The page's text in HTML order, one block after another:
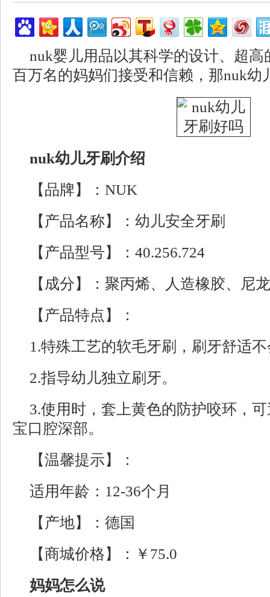
nuk婴儿用品以其科学的设计、超
百万名的妈妈们接受和信赖，那nuk幼
nuk幼儿牙刷介绍
【品牌】：NUK
【产品名称】：幼儿安全牙刷
【产品型号】：40.256.724
【成分】：聚丙烯、人造橡胶、尼龙
【产品特点】：
1.特殊工艺的软毛牙刷，刷牙舒适
2.指导幼儿独立刷牙。
3.使用时，套上黄色的防护咬环，
宝口腔深部。
【温馨提示】：
适用年龄：12-36个月
【产地】：德国
【商城价格】：￥75.0
妈妈怎么说